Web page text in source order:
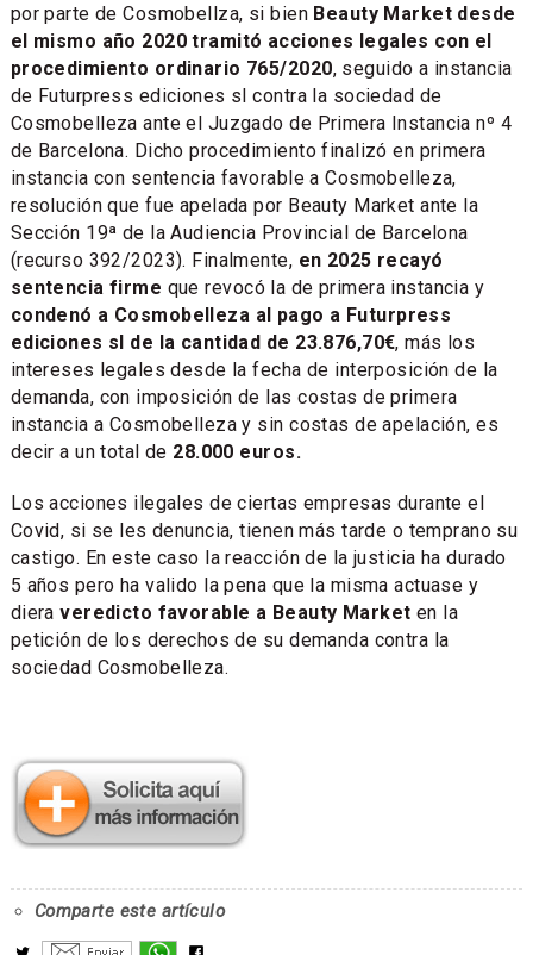
por parte de Cosmobellza, si bien Beauty Market desde
el mismo año 2020 tramitó acciones legales con el
procedimiento ordinario 765/2020, seguido a instancia
de Futurpress ediciones sl contra la sociedad de
Cosmobelleza ante el Juzgado de Primera Instancia nº 4
de Barcelona. Dicho procedimiento finalizó en primera
instancia con sentencia favorable a Cosmobelleza,
resolución que fue apelada por Beauty Market ante la
Sección 19ª de la Audiencia Provincial de Barcelona
(recurso 392/2023). Finalmente, en 2025 recayó
sentencia firme que revocó la de primera instancia y
condenó a Cosmobelleza al pago a Futurpress
ediciones sl de la cantidad de 23.876,70€, más los
intereses legales desde la fecha de interposición de la
demanda, con imposición de las costas de primera
instancia a Cosmobelleza y sin costas de apelación, es
decir a un total de 28.000 euros.
Los acciones ilegales de ciertas empresas durante el
Covid, si se les denuncia, tienen más tarde o temprano su
castigo. En este caso la reacción de la justicia ha durado
5 años pero ha valido la pena que la misma actuase y
dieraveredicto favorable a Beauty Market en la
petición de los derechos de su demanda contra la
sociedad Cosmobelleza.
Comparte este artículo